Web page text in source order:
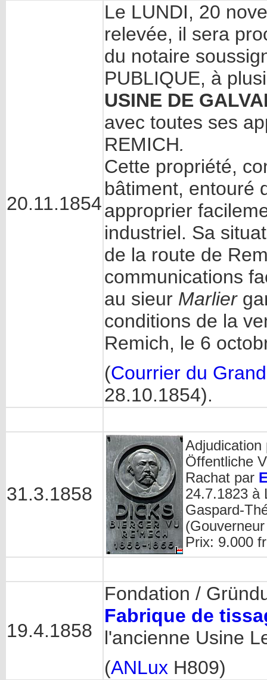
20.11.1854
Le LUNDI, 20
relevée, il sera
du notaire
PUBLIQUE, à
USINE DE
avec toutes ses
REMICH.
Cette propriété,
bâtiment, entouré
approprier
industriel. Sa
de la route de
communications
au sieur Marlier
conditions de la
Remich, le 6
(Courrier du
28.10.1854).
31.3.1858
Adjudication
Öffentliche
Rachat par
24.7.1823 à
Gaspard-
Prix: 9.000
19.4.1858
Fondation /
Fabrique de
l'ancienne Usine
(ANLux H809)